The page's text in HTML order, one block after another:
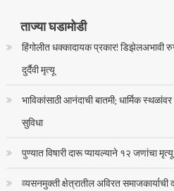
ताज्या घडामोडी
हिंगोलीत धक्कादायक प्रकार! डिझेलअभावी
दुर्दैवी मृत्यू
भाविकांसाठी आनंदाची बातमी; धार्मिक
सुविधा
पुण्यात विषारी दारू प्यायल्याने १२ जणांचा
व्यसनमुक्ती क्षेत्रातील अविरत